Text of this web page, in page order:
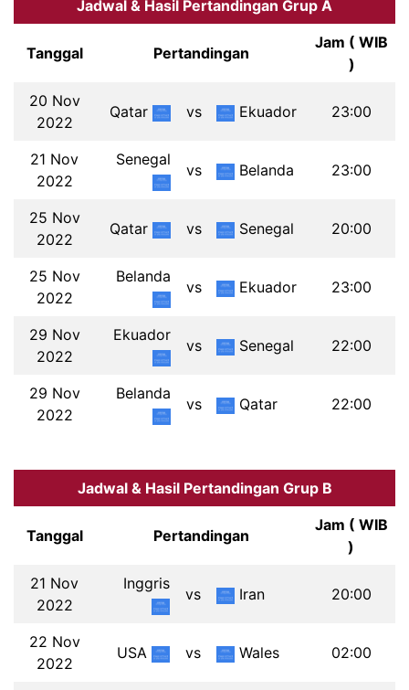
Jadwal & Hasil Pertandingan Grup A
Tanggal Pertandingan
Jam ( WIB
)
20 Nov
2022
Qatar vs Ekuador 23:00
21 Nov
2022
Senegal
vs Belanda 23:00
25 Nov
2022
Qatar vs Senegal 20:00
25 Nov
2022
Belanda
vs Ekuador 23:00
29 Nov
2022
Ekuador
vs Senegal 22:00
29 Nov
2022
Belanda
vs Qatar 22:00
Jadwal & Hasil Pertandingan Grup B
Tanggal Pertandingan
Jam ( WIB
)
21 Nov
2022
Inggris
vs Iran 20:00
22 Nov
2022
USA vs Wales 02:00